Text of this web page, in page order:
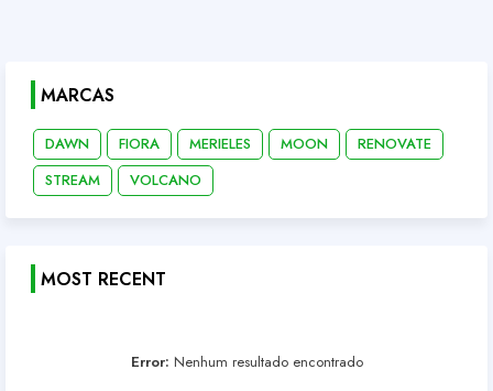
MARCAS
DAWN FIORA MERIELES MOON
RENOVATE
STREAM
VOLCANO
MOST RECENT
Error: Nenhum resultado encontrado